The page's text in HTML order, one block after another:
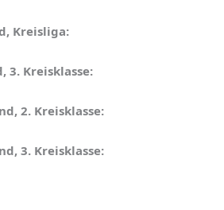
Kreisliga:
3. Kreisklasse:
2. Kreisklasse:
3. Kreisklasse: